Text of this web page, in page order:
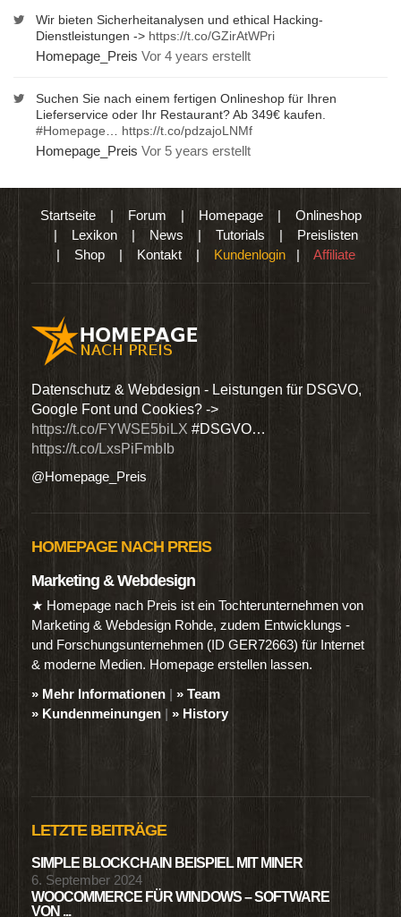
Wir bieten Sicherheitanalysen und ethical Hacking-
Dienstleistungen -> https://t.co/GZirAtWPri
Homepage_Preis Vor 4 years erstellt
Suchen Sie nach einem fertigen Onlineshop für Ihren
Lieferservice oder Ihr Restaurant? Ab 349€ kaufen.
#Homepage
https://t.co/pdzajoLNMf
Homepage_Preis Vor 5 years erstellt
Startseite| Forum | Homepage| Onlineshop
| Lexikon | News | Tutorials | Preislisten
| Shop | Kontakt | Kundenlogin | Affiliate
Datenschutz & Webdesign - Leistungen für DSGVO,
Google Font und Cookies? ->
https://t.co/FYWSE5biLX #DSGVO…
https://t.co/LxsPiFmbIb
@Homepage_Preis
HOMEPAGE NACH PREIS
Marketing & Webdesign
★ Homepage nach Preis ist ein Tochterunternehmen von
Marketing & Webdesign Rohde, zudem Entwicklungs -
und Forschungsunternehmen (ID GER72663) für Internet
& moderne Medien. Homepage erstellen lassen.
» Mehr Informationen | » Team
» Kundenmeinungen | » History
LETZTE BEITRÄGE
SIMPLE BLOCKCHAIN BEISPIEL MIT MINER
6. September 2024
WOOCOMMERCE FÜR WINDOWS – SOFTWARE
VON ...